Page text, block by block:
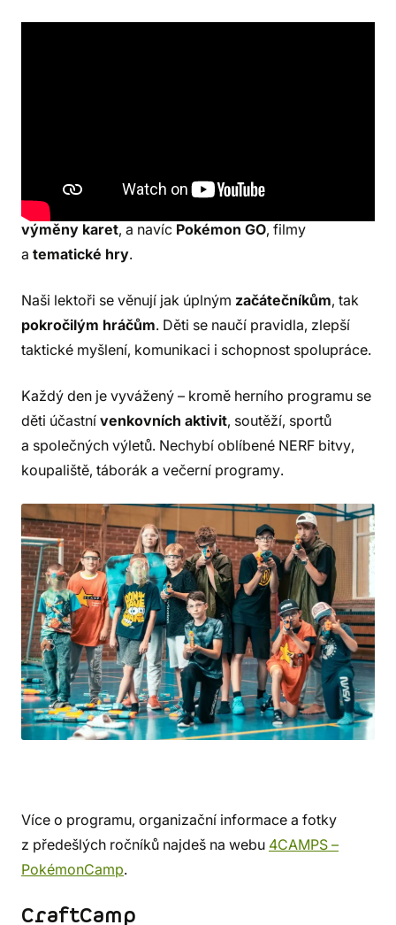
, se kterým se během týdne naučí hrát nebo si
zdokonalí strategii. Program zahrnuje také
výměny karet, a navíc Pokémon GO, filmy
a tematické hry.
Naši lektoři se věnují jak úplným začátečníkům, tak
pokročilým hráčům. Děti se naučí pravidla, zlepší
taktické myšlení, komunikaci i schopnost spolupráce.
Každý den je vyvážený – kromě herního programu se
děti účastní venkovních aktivit, soutěží, sportů
a společných výletů. Nechybí oblíbené NERF bitvy,
koupaliště, táborák a večerní programy.
Více o programu, organizační informace a fotky
z předešlých ročníků najdeš na webu 4CAMPS –
PokémonCamp.
CraftCamp